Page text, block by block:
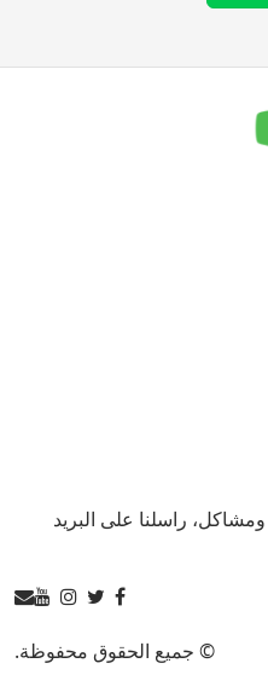
ico ل jpg راسلنا على البريد
© جميع الحقوق محفوظة.